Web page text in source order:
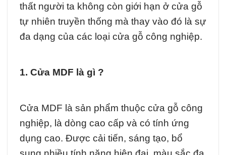
thất người ta không còn giới hạn ở cửa gỗ
tự nhiên truyền thống mà thay vào đó là sự
đa dạng của các loại cửa gỗ công nghiệp.
1. Cửa MDF là gì ?
Cửa MDF là sản phẩm thuộc cửa gỗ công
nghiệp, là dòng cao cấp và có tính ứng
dụng cao. Được cải tiến, sáng tạo, bổ